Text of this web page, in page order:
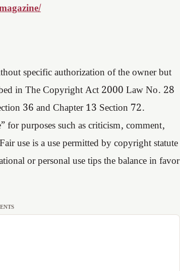
specific authorization of the owner but
in The Copyright Act 2000 Law No. 28
36 and Chapter 13 Section 72.
for purposes such as criticism, comment,
use is a use permitted by copyright statute
or personal use tips the balance in favor